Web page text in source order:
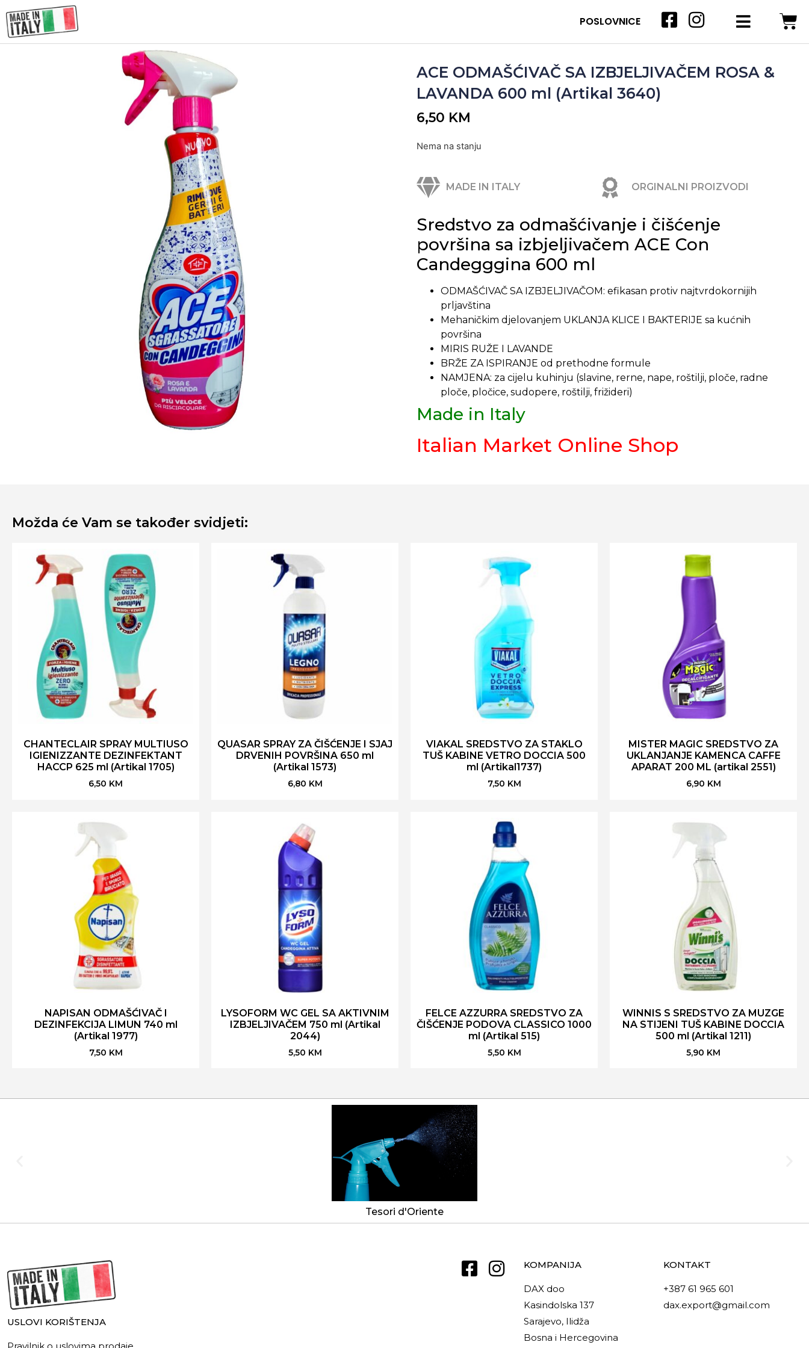
POSLOVNICE
ACE ODMAŠĆIVAČ SA IZBJELJIVAČEM ROSA &
LAVANDA 600 ml (Artikal 3640)
6,50 KM
Nema na stanju
MADE IN ITALY ORGINALNI PROIZVODI
Sredstvo za odmašćivanje i čišćenje
površina sa izbjeljivačem ACE Con
Candegggina 600 ml
ODMAŠĆIVAČ SA IZBJELJIVAČOM: efikasan protiv najtvrdokornijih
prljavština
Mehaničkim djelovanjem UKLANJA KLICE I BAKTERIJE sa kućnih
površina
MIRIS RUŽE I LAVANDE
BRŽE ZA ISPIRANJE od prethodne formule
NAMJENA: za cijelu kuhinju (slavine, rerne, nape, roštilji, ploče, radne
ploče, pločice, sudopere, roštilji, frižideri)
Made in Italy
Italian Market Online Shop
Možda će Vam se također svidjeti:
CHANTECLAIR SPRAY MULTIUSO
IGIENIZZANTE DEZINFEKTANT
HACCP 625 ml (Artikal 1705)
6,50 KM
QUASAR SPRAY ZA ČIŠĆENJE I SJAJ
DRVENIH POVRŠINA 650 ml
(Artikal 1573)
6,80 KM
VIAKAL SREDSTVO ZA STAKLO
TUŠ KABINE VETRO DOCCIA 500
ml (Artikal1737)
7,50 KM
MISTER MAGIC SREDSTVO ZA
UKLANJANJE KAMENCA CAFFE
APARAT 200 ML (artikal 2551)
6,90 KM
NAPISAN ODMAŠĆIVAČ I
DEZINFEKCIJA LIMUN 740 ml
(Artikal 1977)
7,50 KM
LYSOFORM WC GEL SA AKTIVNIM
IZBJELJIVAČEM 750 ml (Artikal
2044)
5,50 KM
FELCE AZZURRA SREDSTVO ZA
ČIŠĆENJE PODOVA CLASSICO 1000
ml (Artikal 515)
5,50 KM
WINNIS S SREDSTVO ZA MUZGE
NA STIJENI TUŠ KABINE DOCCIA
500 ml (Artikal 1211)
5,90 KM
Tesori d'Oriente
USLOVI KORIŠTENJA
KOMPANIJA
DAX doo
Kasindolska 137
Sarajevo, Ilidža
Bosna i Hercegovina
KONTAKT
+387 61 965 601
dax.export@gmail.com